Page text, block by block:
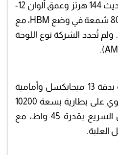
بدقة 3.5K، مع معدل تحديث 144 هرتز وعمق ألوان 12-
بت، وسطوع يصل إلى 800 شمعة في وضع HBM، مع
دعم تقنية Dolby Vision. ولم تُحدد الشركة نوع اللوحة
يضم الجهاز كاميرا خلفية بدقة 13 ميجابكسل وأمامية
بدقة 8 ميجابكسل. ويحتوي على بطارية بسعة 10200
مللي أمبير تدعم الشحن السريع بقدرة 45 واط، مع